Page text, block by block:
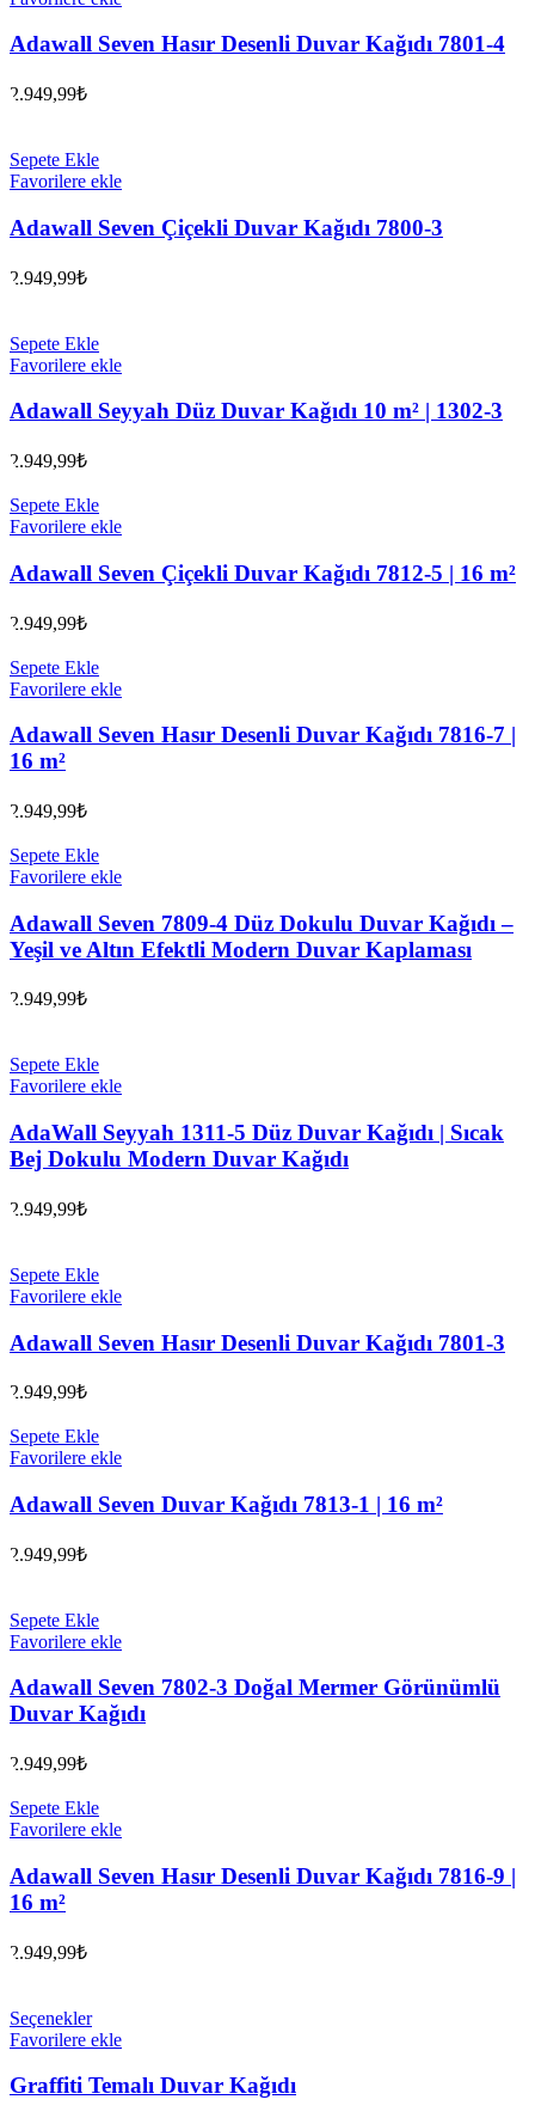
Adawall Seven Hasır Desenli Duvar Kağıdı 7801-4
2.949,99₺
Sepete Ekle
Favorilere ekle
Adawall Seven Çiçekli Duvar Kağıdı 7800-3
2.949,99₺
Sepete Ekle
Favorilere ekle
Adawall Seyyah Düz Duvar Kağıdı 10 m² | 1302-3
2.949,99₺
Sepete Ekle
Favorilere ekle
Adawall Seven Çiçekli Duvar Kağıdı 7812-5 | 16 m²
2.949,99₺
Sepete Ekle
Favorilere ekle
Adawall Seven Hasır Desenli Duvar Kağıdı 7816-7 |
16 m²
2.949,99₺
Sepete Ekle
Favorilere ekle
Adawall Seven 7809-4 Düz Dokulu Duvar Kağıdı –
Yeşil ve Altın Efektli Modern Duvar Kaplaması
2.949,99₺
Sepete Ekle
Favorilere ekle
AdaWall Seyyah 1311-5 Düz Duvar Kağıdı | Sıcak
Bej Dokulu Modern Duvar Kağıdı
2.949,99₺
Sepete Ekle
Favorilere ekle
Adawall Seven Hasır Desenli Duvar Kağıdı 7801-3
2.949,99₺
Sepete Ekle
Favorilere ekle
Adawall Seven Duvar Kağıdı 7813-1 | 16 m²
2.949,99₺
Sepete Ekle
Favorilere ekle
Adawall Seven 7802-3 Doğal Mermer Görünümlü
Duvar Kağıdı
2.949,99₺
Sepete Ekle
Favorilere ekle
Adawall Seven Hasır Desenli Duvar Kağıdı 7816-9 |
16 m²
2.949,99₺
Seçenekler
Favorilere ekle
Graffiti Temalı Duvar Kağıdı